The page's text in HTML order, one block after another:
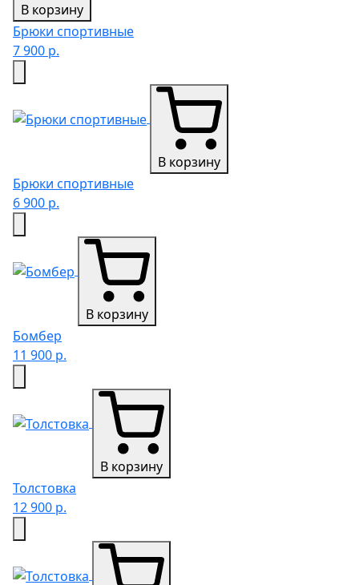
В корзину
Брюки спортивные
7 900 р.
В корзину
Брюки спортивные
6 900 р.
В корзину
Бомбер
11 900 р.
В корзину
Толстовка
12 900 р.